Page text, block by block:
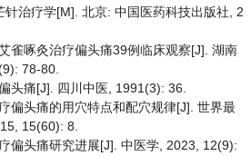
针治疗学[M]. 北京: 中国医药科技出版社, 2
雀啄灸治疗偏头痛39例临床观察[J]. 湖南
78-80.
头痛[J]. 四川中医, 1991(3): 36.
偏头痛的用穴特点和配穴规律[J]. 世界最
15(60): 8.
偏头痛研究进展[J]. 中医学, 2023, 12(9):